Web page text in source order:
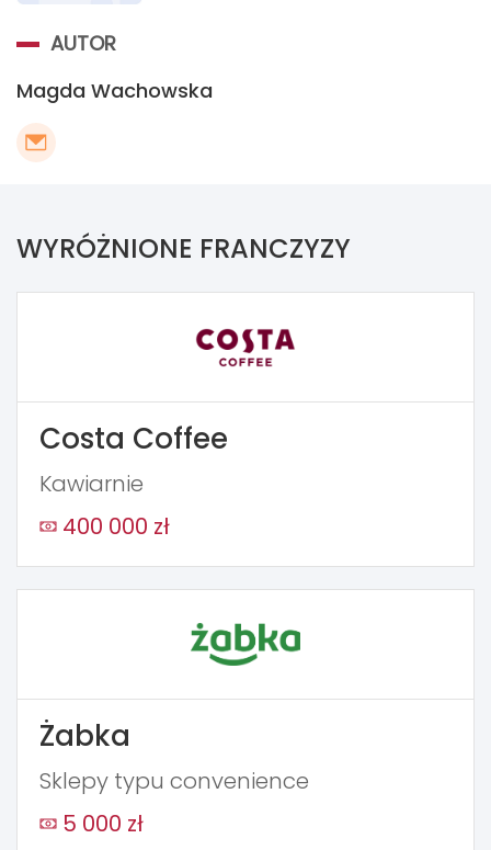
AUTOR
Magda Wachowska
WYRÓŻNIONE FRANCZYZY
Costa Coffee
Kawiarnie
400 000 zł
Żabka
Sklepy typu convenience
5 000 zł